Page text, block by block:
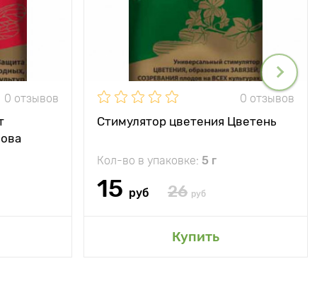
0 отзывов 0 отзывов
Стимулятор цветения Цветень
Кол-во в упаковке: 5 г
15 руб 26 руб
Купить